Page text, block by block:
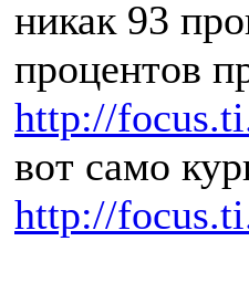
никак 93
процентов
http://
вот само
http://